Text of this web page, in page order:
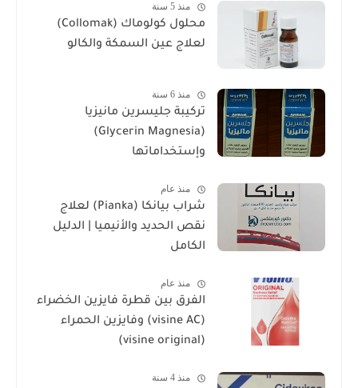
منذ 5 سنة
محلول كولوماك (Collomak)
لعلاج عين السمكة والكالو
منذ 6 سنة
تركيبة جليسرين مانيزيا
(Glycerin Magnesia)
وإستخداماتها
منذ عام
شراب بيانكا (Pianka) لعلاج
نقص الحديد والأنيميا | الدليل
الكامل
منذ عام
الفرق بين قطرة فايزين الخضراء
(visine AC) وفايزين الحمراء
(visine original)
منذ 4 سنة